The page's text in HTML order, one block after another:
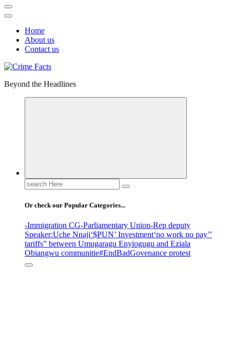
Home
About us
Contact us
Beyond the Headlines
Or check our Popular Categories...
-Immigration CG-Parliamentary Union-Rep deputy
Speaker:Uche Nnaji‘$PUN’ Investment‘no work no pay’’
tariffs” between Umugaragu Enyiogugu and Eziala
Obiangwu communitie#EndBadGovenance protest